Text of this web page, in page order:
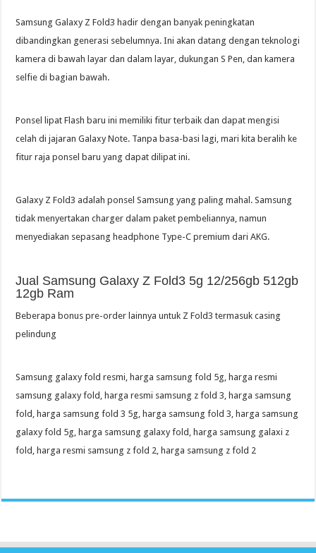
Samsung Galaxy Z Fold3 hadir dengan banyak peningkatan
dibandingkan generasi sebelumnya. Ini akan datang dengan teknologi
kamera di bawah layar dan dalam layar, dukungan S Pen, dan kamera
selfie di bagian bawah.
Ponsel lipat Flash baru ini memiliki fitur terbaik dan dapat mengisi
celah di jajaran Galaxy Note. Tanpa basa-basi lagi, mari kita beralih ke
fitur raja ponsel baru yang dapat dilipat ini.
Galaxy Z Fold3 adalah ponsel Samsung yang paling mahal. Samsung
tidak menyertakan charger dalam paket pembeliannya, namun
menyediakan sepasang headphone Type-C premium dari AKG.
Jual Samsung Galaxy Z Fold3 5g 12/256gb 512gb
12gb Ram
Beberapa bonus pre-order lainnya untuk Z Fold3 termasuk casing
pelindung
Samsung galaxy fold resmi, harga samsung fold 5g, harga resmi
samsung galaxy fold, harga resmi samsung z fold 3, harga samsung
fold, harga samsung fold 3 5g, harga samsung fold 3, harga samsung
galaxy fold 5g, harga samsung galaxy fold, harga samsung galaxi z
fold, harga resmi samsung z fold 2, harga samsung z fold 2